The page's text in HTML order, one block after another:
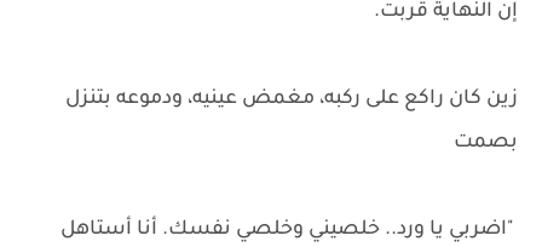
إن النهاية قربت.
زين كان راكع على ركبه، مغمض عينيه، ودموعه بتنزل
بصمت
"اضربي يا ورد.. خلصيني وخلصي نفسك. أنا أستاهل